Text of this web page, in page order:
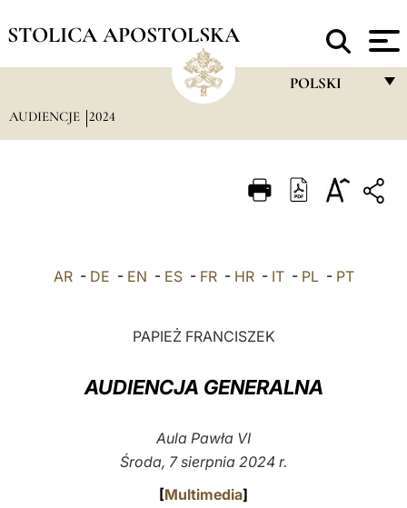
STOLICA APOSTOLSKA
POLSKI
ITALIANO
AUDIENCJE 2024
AR- DE - EN - ES- FR- HR- IT- PL- PT
PAPIEŻ FRANCISZEK
AUDIENCJA GENERALNA
Aula Pawła VI
Środa, 7 sierpnia 2024 r.
[Multimedia]